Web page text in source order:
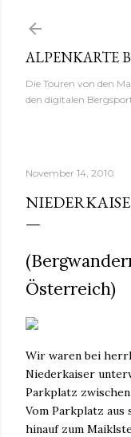
ALPENKARTE
Die Touren von den
den digitalen
November 14, 2010
Österreich)
Wir waren bei
Niederkaiser
Parkplatz
Vom Parkplatz
hinauf zum